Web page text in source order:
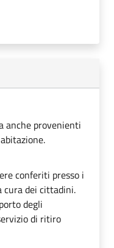
anche provenienti
conferiti presso i
dei cittadini.
degli
di ritiro